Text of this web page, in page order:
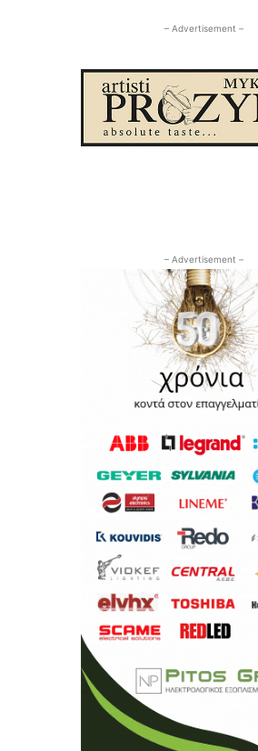
– Advertisement –
– Advertisement –